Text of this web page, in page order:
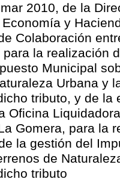
2010, de la
y
Colaboración
para la realización
Municipal
Urbana y
tributo, y de la
Oficina
Gomera, para la
la gestión del
de
tributo